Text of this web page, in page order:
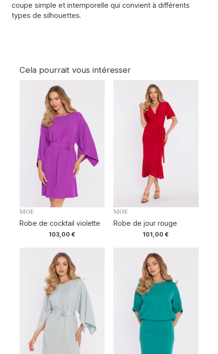
coupe simple et intemporelle qui convient à différents
types de silhouettes.
Cela pourrait vous intéresser
MOE
Robe de cocktail violette
103,00€
MOE
Robe de jour rouge
101,00€